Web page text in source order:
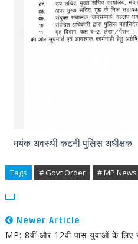
मयंक अवस्थी कटनी पुलिस अधीक्षक
Tags # Govt Order # MP News
Newer Article
MP: 8वीं और 12वीं पास युवाओं के लिए